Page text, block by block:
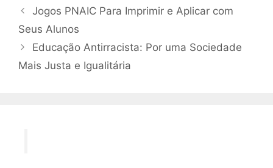
Jogos PNAIC Para Imprimir e Aplicar com
Seus Alunos
Educação Antirracista: Por uma Sociedade
Mais Justa e Igualitária